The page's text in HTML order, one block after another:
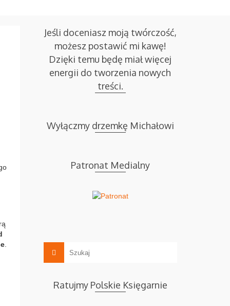
Jeśli doceniasz moją twórczość,
możesz postawić mi kawę!
Dzięki temu będę miał więcej
energii do tworzenia nowych
treści.
Wyłączmy drzemkę Michałowi
Patronat Medialny
Ratujmy Polskie Księgarnie